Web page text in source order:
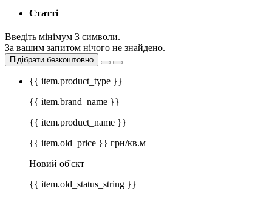
Статті
Введіть мінімум 3 символи.
За вашим запитом нічого не знайдено.
Підібрати безкоштовно
{{ item.product_type }}
{{ item.brand_name }}
{{ item.product_name }}
{{ item.old_price }} грн/кв.м
Новий об'єкт
{{ item.old_status_string }}